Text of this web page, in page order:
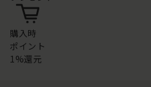
購入時
ポイント
1%還元